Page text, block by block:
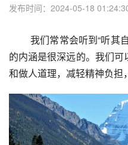
发布时间：2024-05-18
我们常常会听到“听其自便”这样的话，但实际上这句话
的内涵是很深远的。我们
和做人道理，减轻精神负担